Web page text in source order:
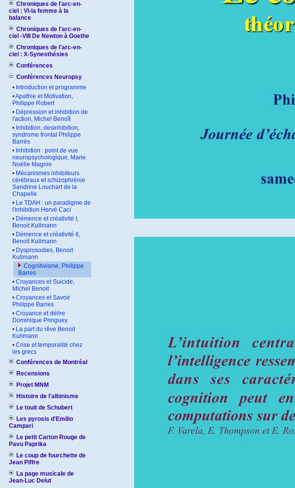
Chroniques de l'arc-en-
ciel : VI-la femme à la
balance
Chroniques de l'arc-en-
ciel -VIII De Newton à Goethe
Chroniques de l'arc-en-
ciel : X-Synesthésies
Conférences
Conférences Neuropsy
• Introduction et programme
•Apathie et Motivation,
Philippe Robert
• Dépression et inhibition de
l'action, Michel Benoît
• Inhibition, desinhibition,
syndrome frontal Philippe
Barrès
• Inhibition : point de vue
neuropsychologique, Marie
Noëlle Magnie
• Mécanismes inhibiteurs
cérébraux et schizophrénie
Sandrine Louchart de la
Chapelle
• Le TDAH : un paradigme de
l'inhibition Hervé Caci
• Démence et créativité I,
Benoit Kullmann
• Démence et créativité II,
Benoit Kullmann
• Dysprosodies, Benoit
Kullmann
Cognitivisme, Philippe
Barres
• Croyances et Suicide,
Michel Benoit
• Croyances et Savoir
Philippe Barres
• Croyance et délire
Dominique Pringuey
• La part du rêve Benoit
Kullmann
• Crise et temporalité chez
les grecs
Conférences de Montréal
Recensions
Projet MNM
Histoire de l'albinisme
Le touit de Schubert
Les pyrosis d'Emilio
Campari
Le petit Carton Rouge de
Pavu Paprika
Le coup de fourchette de
Jean Piffre
La page musicale de
Jean-Luc Delut